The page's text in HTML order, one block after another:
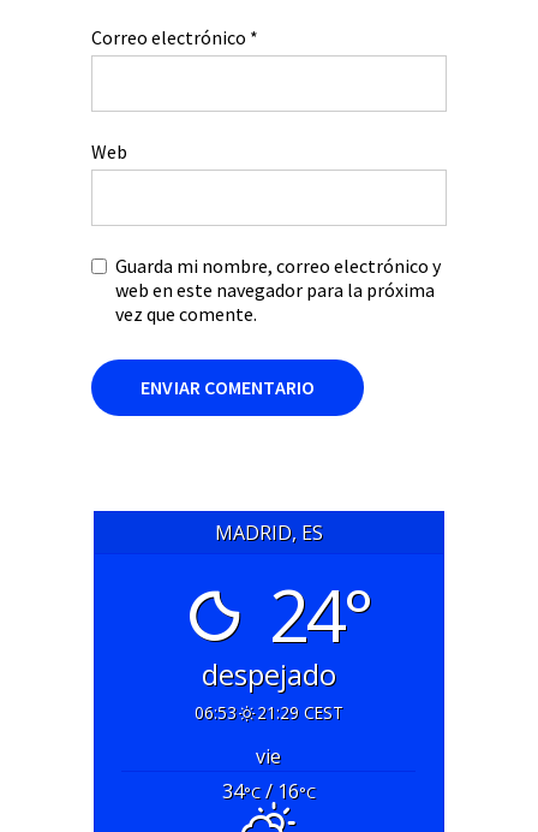
Correo electrónico *
Web
Guarda mi nombre, correo electrónico y
web en este navegador para la próxima
vez que comente.
MADRID, ES
24°
despejado
06:53 21:29 CEST
vie
34°C/ 16°C